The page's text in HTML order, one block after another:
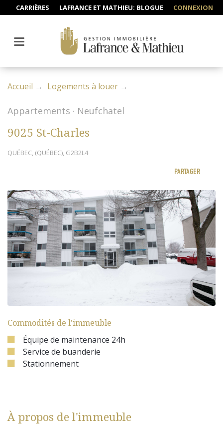
CARRIÈRES LAFRANCE ET MATHIEU: BLOGUE CONNEXION
Accueil Logements à louer
Appartements · Neufchatel
9025 St-Charles
QUÉBEC, (QUÉBEC), G2B2L4
PARTAGER
Commodités de l'immeuble
Équipe de maintenance 24h
Service de buanderie
Stationnement
À propos de l'immeuble